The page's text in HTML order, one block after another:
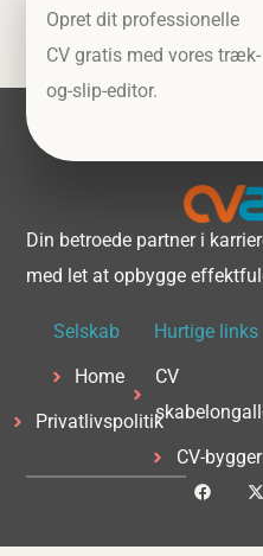
Opret dit professionelle
CV gratis med vores træk-
og-slip-editor.
Din betroede partner i
med let at opbygge
Selskab
Home
Privatlivspolitik
Hurtige links
CV
CV-bygger
F
a
b
X
-
i